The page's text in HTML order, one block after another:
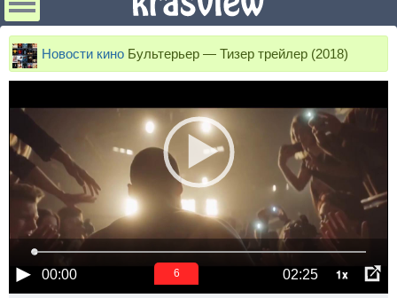
Новости кино Бультерьер — Тизер трейлер (2018)
00:00 02:25 1x
6